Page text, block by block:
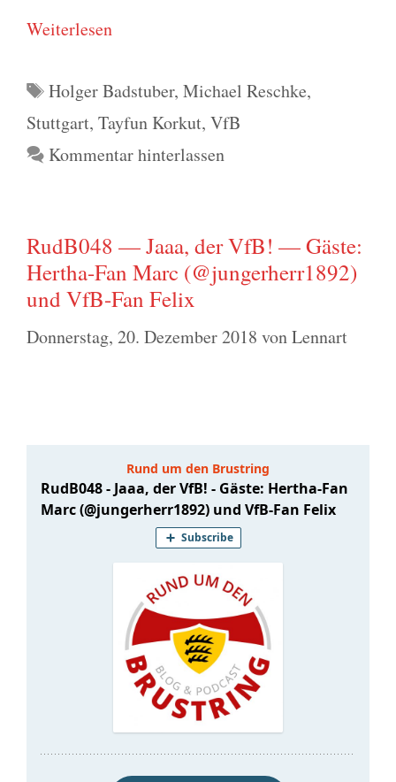
Wei­ter­le­sen
Schlagwörter
Holger Badstuber, Michael Reschke,
Stuttgart, Tayfun Korkut, VfB
Kommentar hinterlassen
RudB048 — Jaaa, der VfB! — Gäste:
Hertha-Fan Marc (@jungerherr1892)
und VfB-Fan Felix
Donnerstag, 20. Dezember 2018 vonLennart